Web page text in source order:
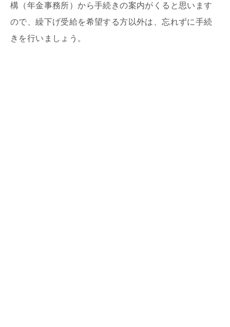
構（年金事務所）から手続きの案内がくると思います
ので、繰下げ受給を希望する方以外は、忘れずに手続
きを行いましょう。